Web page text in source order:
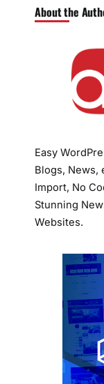
About the
Easy
Blogs, News,
Import, No
Stunning
Websites.